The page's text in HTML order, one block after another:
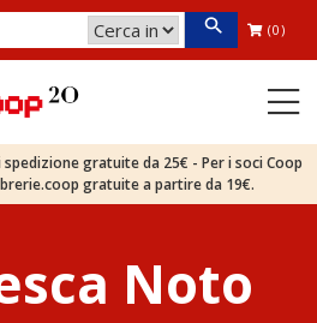
(0)
gratuite da 25€ - Per i soci Coop
gratuite a partire da 19€.
Noto